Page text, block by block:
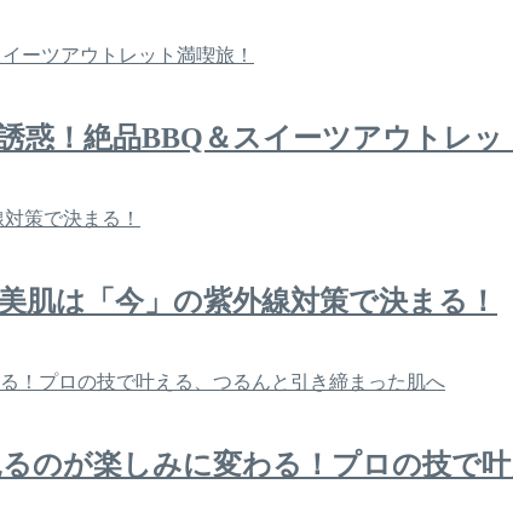
惑！絶品BBQ＆スイーツアウトレッ
肌は「今」の紫外線対策で決まる！
のが楽しみに変わる！プロの技で